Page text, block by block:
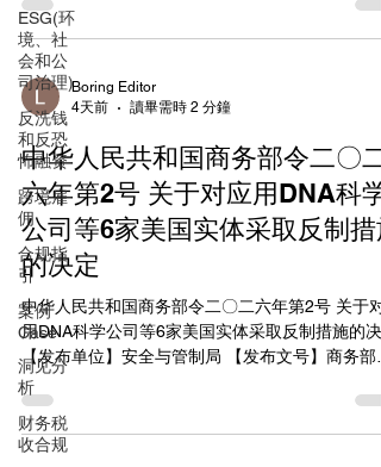
ESG(环
境、社
会和公
司治理)
反洗钱
和反恐
怖融资
跨境雇
佣
合规指
引
案例
Case
洞见分
析
财务税
收合规
商务部令 二〇二六年 第3号 经国家反外国制裁工
协调机制批准，现公布《关于对美国合规性测试公
司采取反制措施的决定》，自2026年8月5日起施
行。 部长 王文涛 2026年8月5日 关于对美国合规性
测试公司采取反制措施的决定 近期，美国联邦通
委员会（FCC）密集出台涉华消极措施，严重侵犯
中方企业正当合法权益。美国合规性测试公司协
助、支持美国联邦通信委员会采取措施，危害我国
主权、安全、发展利益。 依据《中华人民共和国
外国制裁法》第三条、第四条、第六条、第九条、
第十条、第十五条，《实施〈中华人民共和国反外
国制裁法〉的规定》第三条、第五条、第八条、第
十条规定，中方决定将美国合规性测试公司
（Compliance Testing LLC）列入反制清单，并采
取以下反制措施：禁止我国境内的组织、个人与其
进行有关交易、合作等活动。 附件：反制清单
（2026年8月
Boring Editor
4天前
讀畢需時 2 分鐘
中华人民共和国商务部令二〇二
六年第2号 关于对应用DNA科学
公司等6家美国实体采取反制措
的决定
中华人民共和国商务部令二〇二六年第2号 关于对
用DNA科学公司等6家美国实体采取反制措施的决
【发布单位】安全与管制局 【发布文号】商务部
2026年第2号 【发文日期】2026年08月05日 中华
人民共和国商务部令 二〇二六年 第2号 经国家反
国制裁工作协调机制批准，现公布《关于对应用
DNA科学公司等6家美国实体采取反制措施的决